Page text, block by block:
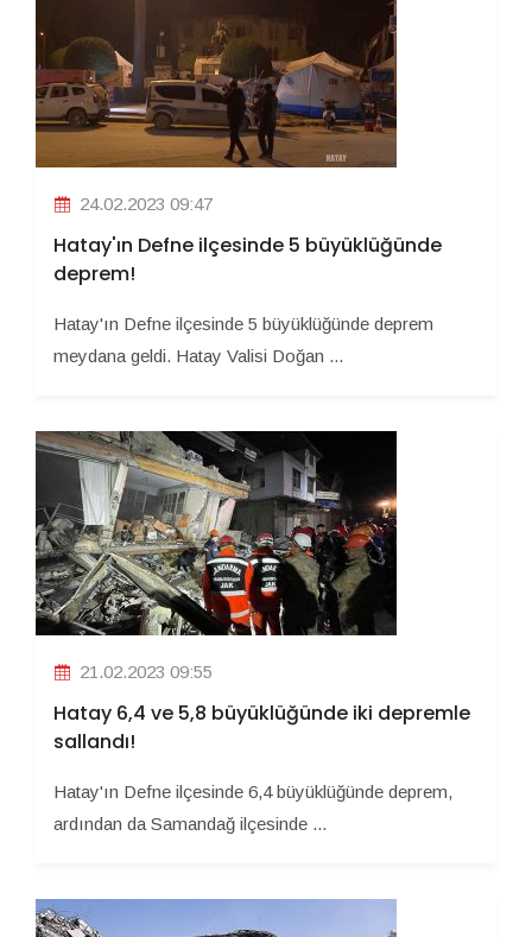
24.02.2023 09:47
Hatay'ın Defne ilçesinde 5 büyüklüğünde
deprem!
Hatay'ın Defne ilçesinde 5 büyüklüğünde deprem
meydana geldi. Hatay Valisi Doğan ...
21.02.2023 09:55
Hatay 6,4 ve 5,8 büyüklüğünde iki depremle
sallandı!
Hatay'ın Defne ilçesinde 6,4 büyüklüğünde deprem,
ardından da Samandağ ilçesinde ...